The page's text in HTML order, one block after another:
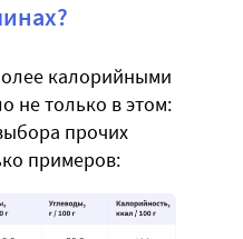
калорийными
не только в этом:
прочих
примеров: